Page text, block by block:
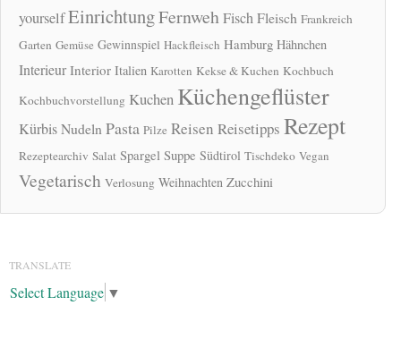
yourselfEinrichtungFernwehFischFleisch Frankreich
Garten Gemüse Gewinnspiel Hackfleisch Hamburg Hähnchen
Interieur Interior Italien Karotten Kekse & Kuchen Kochbuch
Kochbuchvorstellung Kuchen Küchengeflüster
KürbisNudeln Pasta Pilze Reisen Reisetipps Rezept
Rezeptearchiv Salat Spargel Suppe Südtirol Tischdeko Vegan
Vegetarisch Verlosung Weihnachten Zucchini
TRANSLATE
Select Language ▼